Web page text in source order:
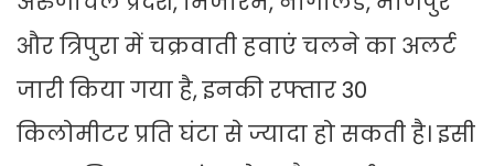
और त्रिपुरा में चक्रवाती हवाएं चलने का अलर्ट
जारी किया गया है, इनकी रफ्तार 30
किलोमीटर प्रति घंटा से ज्यादा हो सकती है। इसी